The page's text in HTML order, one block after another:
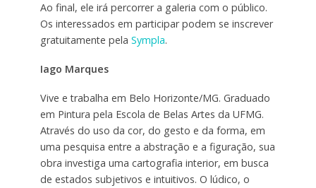
Ao final, ele irá percorrer a galeria com o público.
Os interessados em participar podem se inscrever
gratuitamente pela Sympla.
Iago Marques
Vive e trabalha em Belo Horizonte/MG. Graduado
em Pintura pela Escola de Belas Artes da UFMG.
Através do uso da cor, do gesto e da forma, em
uma pesquisa entre a abstração e a figuração, sua
obra investiga uma cartografia interior, em busca
de estados subjetivos e intuitivos. O lúdico, o